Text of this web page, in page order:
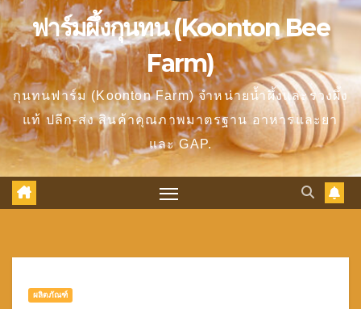
ฟาร์มผึ้งกุนทน (Koonton Bee
Farm)
กุนทนฟาร์ม (Koonton Farm) จำหน่ายน้ำผึ้งและรวงผึ้ง
แท้ ปลีก-ส่ง สินค้าคุณภาพมาตรฐาน อาหารและยา
และ GAP.
ผลิตภัณฑ์